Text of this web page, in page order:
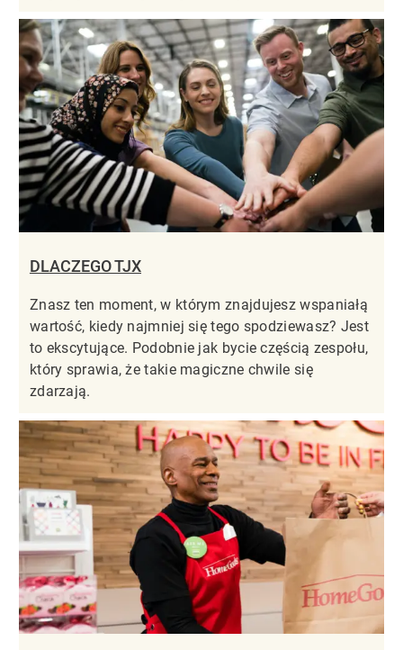
DLACZEGO TJX
Znasz ten moment, w którym znajdujesz wspaniałą
wartość, kiedy najmniej się tego spodziewasz? Jest
to ekscytujące. Podobnie jak bycie częścią zespołu,
który sprawia, że takie magiczne chwile się
zdarzają.